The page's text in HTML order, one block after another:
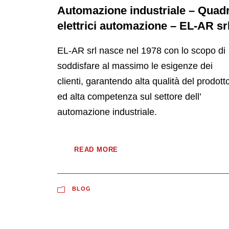
Automazione industriale –
elettrici automazione – EL-AR
EL-AR srl nasce nel 1978 con lo scopo di
soddisfare al massimo le esigenze dei
clienti, garantendo alta qualità del
ed alta competenza sul settore dell’
automazione industriale.
READ MORE
BLOG